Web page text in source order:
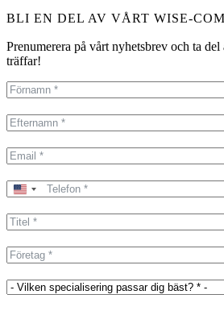
BLI EN DEL AV VÅRT WISE-
Prenumerera på vårt nyhetsbrev och ta
träffar!
United
+1